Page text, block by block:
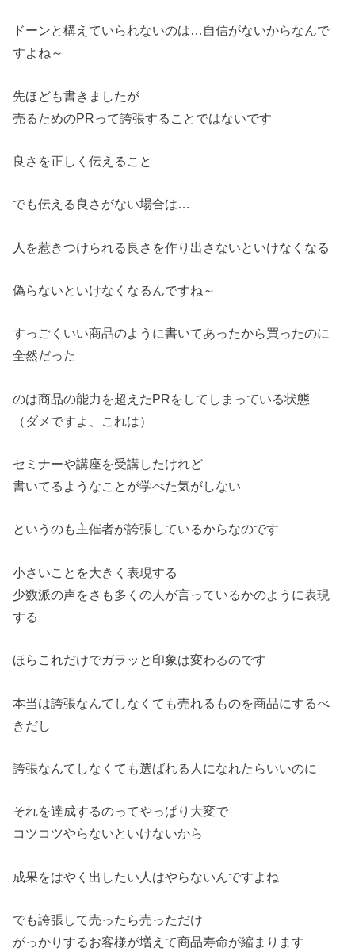
ドーンと構えていられないのは…自信がないからなんで
すよね～
先ほども書きましたが
売るためのPRって誇張することではないです
良さを正しく伝えること
でも伝える良さがない場合は…
人を惹きつけられる良さを作り出さないといけなくなる
偽らないといけなくなるんですね～
すっごくいい商品のように書いてあったから買ったのに
全然だった
のは商品の能力を超えたPRをしてしまっている状態
（ダメですよ、これは）
セミナーや講座を受講したけれど
書いてるようなことが学べた気がしない
というのも主催者が誇張しているからなのです
小さいことを大きく表現する
少数派の声をさも多くの人が言っているかのように表現
する
ほらこれだけでガラッと印象は変わるのです
本当は誇張なんてしなくても売れるものを商品にするべ
きだし
誇張なんてしなくても選ばれる人になれたらいいのに
それを達成するのってやっぱり大変で
コツコツやらないといけないから
成果をはやく出したい人はやらないんですよね
でも誇張して売ったら売っただけ
がっかりするお客様が増えて商品寿命が縮まります